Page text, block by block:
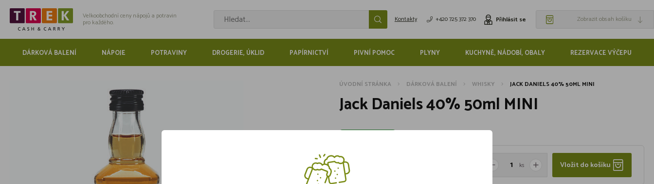
Velkoobchodní ceny nápojů a potravin
pro každého. Kontakty +420 725 372 370 Přihlásit se Zobrazit obsah košíku
DÁRKOVÁ BALENÍ NÁPOJE POTRAVINY DROGERIE, ÚKLID PAPÍRNICTVÍ PIVNÍ POMOC PLYNY KUCHYNĚ, NÁDOBÍ, OBALY REZERVACE VÝČEPU
ÚVODNÍ STRÁNKA DÁRKOVÁ BALENÍ WHISKY JACK DANIELS 40% 50ML MINI
Jack Daniels 40% 50ml MINI
59,90 ks Vložit do košíku